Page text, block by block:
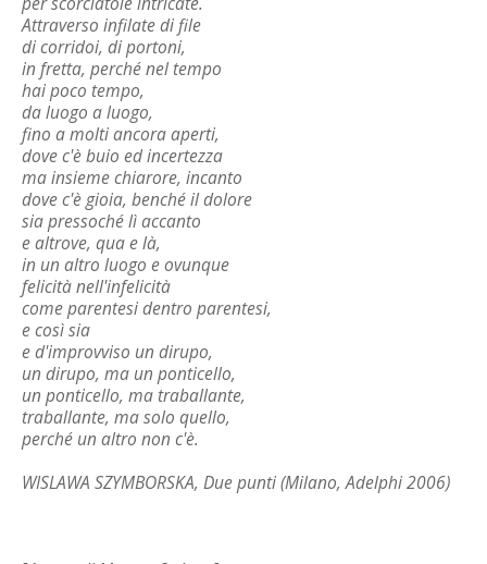
Attraverso infilate di file
di corridoi, di portoni,
in fretta, perché nel tempo
hai poco tempo,
da luogo a luogo,
fino a molti ancora aperti,
dove c'è buio ed incertezza
ma insieme chiarore, incanto
dove c'è gioia, benché il dolore
sia pressoché lì accanto
e altrove, qua e là,
in un altro luogo e ovunque
felicità nell'infelicità
come parentesi dentro parentesi,
e così sia
e d'improvviso un dirupo,
un dirupo, ma un ponticello,
un ponticello, ma traballante,
traballante, ma solo quello,
perché un altro non c'è.
WISLAWA SZYMBORSKA, Due punti (Milano, Adelphi 2006)